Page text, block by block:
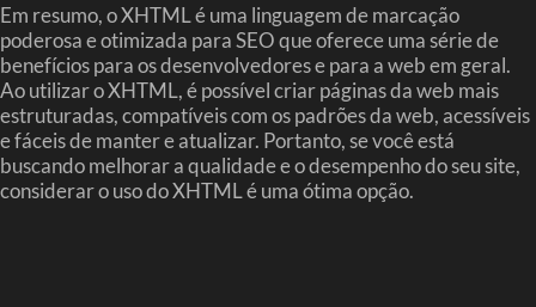
Em resumo, o XHTML é uma linguagem de marcação
poderosa e otimizada para SEO que oferece uma série de
benefícios para os desenvolvedores e para a web em geral.
Ao utilizar o XHTML, é possível criar páginas da web mais
estruturadas, compatíveis com os padrões da web, acessíveis
e fáceis de manter e atualizar. Portanto, se você está
buscando melhorar a qualidade e o desempenho do seu site,
considerar o uso do XHTML é uma ótima opção.